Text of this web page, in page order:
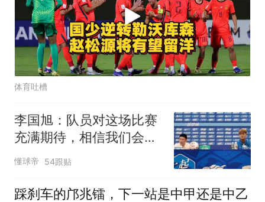
体育吐槽
李国旭：队员对这场比赛
充满期待，相信我们会赢
得比赛
懂球帝 54跟贴
踩刹车的邝兆镭，下一站是中甲还是中乙